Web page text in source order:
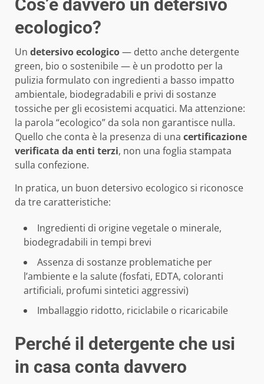
Cos’è davvero un detersivo
ecologico?
Un detersivo ecologico— detto anche detergente
green, bio o sostenibile — è un prodotto per la
pulizia formulato con ingredienti a basso impatto
ambientale, biodegradabili e privi di sostanze
tossiche per gli ecosistemi acquatici. Ma attenzione:
la parola “ecologico” da sola non garantisce nulla.
Quello che conta è la presenza di una certificazione
verificata da enti terzi, non una foglia stampata
sulla confezione.
In pratica, un buon detersivo ecologico si riconosce
da tre caratteristiche:
Ingredienti di origine vegetale o minerale,
biodegradabili in tempi brevi
Assenza di sostanze problematiche per
l’ambiente e la salute (fosfati, EDTA, coloranti
artificiali, profumi sintetici aggressivi)
Imballaggio ridotto, riciclabile o ricaricabile
Perché il detergente che usi
in casa conta davvero